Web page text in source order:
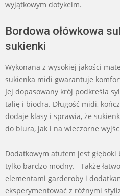
wyjątkowym dotykeim.
Bordowa ołówkowa
sukienki
Wykonana z wysokiej jakości
sukienka midi gwarantuje
Jej dopasowany krój podkreśla
talię i biodra. Długość midi,
dodaje klasy i sprawia, że
do biura, jak i na wieczorne
Dodatkowym atutem jest
tylko bardzo modny. Także
elementami garderoby i
eksperymentować z różnymi